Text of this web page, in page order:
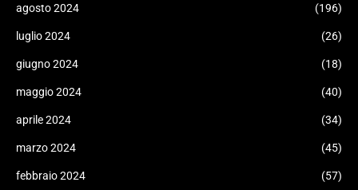
agosto 2024 (196)
luglio 2024 (26)
giugno 2024 (18)
maggio 2024 (40)
aprile 2024 (34)
marzo 2024 (45)
febbraio 2024 (57)